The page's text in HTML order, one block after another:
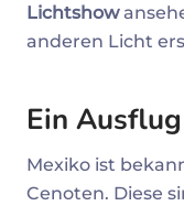
Lichtshow
anderen Licht
Ein
Mexiko ist
Cenoten. Diese